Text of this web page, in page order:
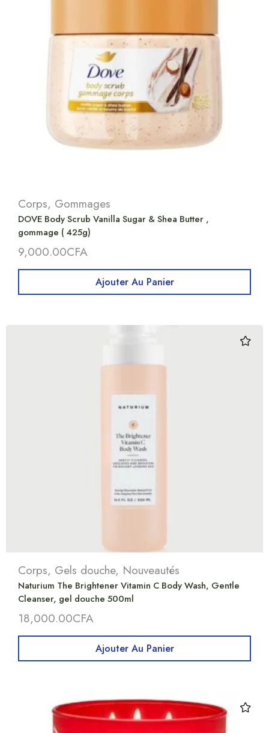
Corps, Gommages
DOVE Body Scrub Vanilla Sugar & Shea Butter ,
gommage ( 425g)
9,000.00CFA
Ajouter Au Panier
Corps, Gels douche, Nouveautés
Naturium The Brightener Vitamin C Body Wash, Gentle
Cleanser, gel douche 500ml
18,000.00CFA
Ajouter Au Panier